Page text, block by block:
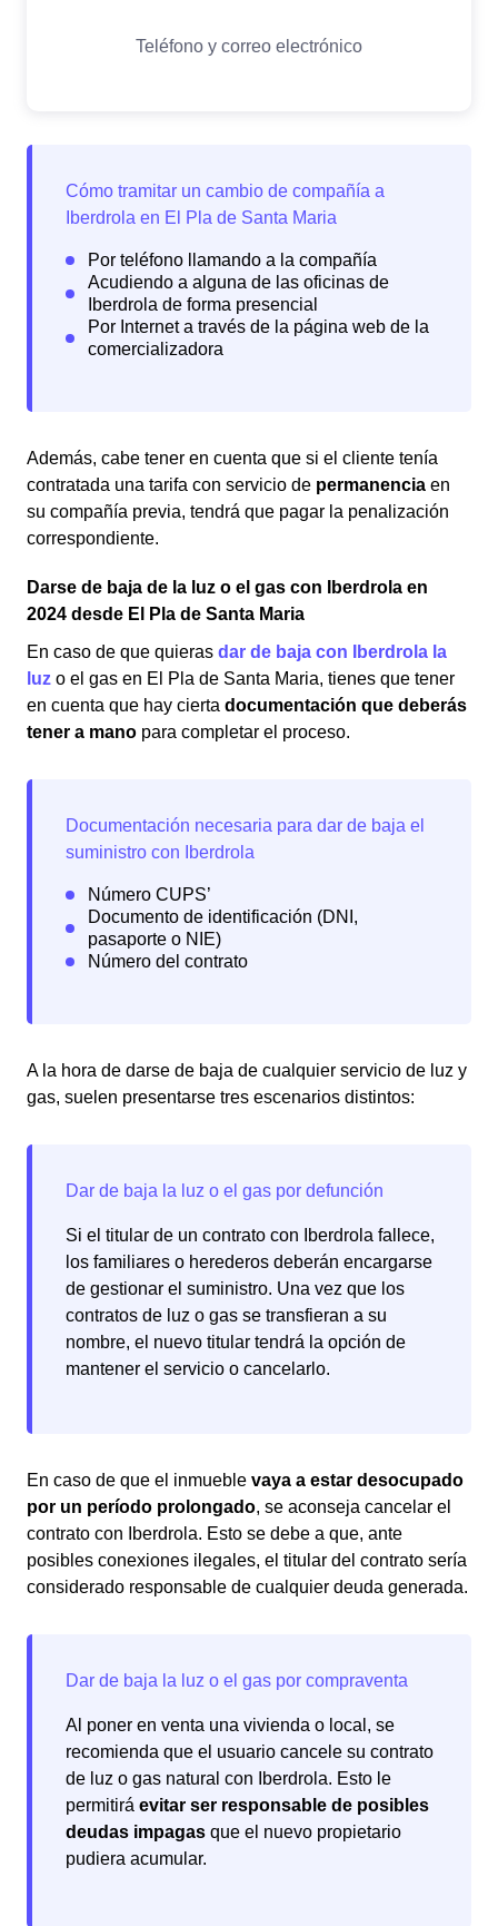
Además, cabe tener en cuenta que si el cliente tenía
contratada una tarifa con servicio de permanencia en
su compañía previa, tendrá que pagar la penalización
correspondiente.
Darse de baja de la luz o el gas con Iberdrola en
2024 desde El Pla de Santa Maria
En caso de que quieras dar de baja con Iberdrola la
luz o el gas en El Pla de Santa Maria, tienes que tener
en cuenta que hay cierta documentación que deberás
tener a mano para completar el proceso.
A la hora de darse de baja de cualquier servicio de luz y
gas, suelen presentarse tres escenarios distintos:
Si el titular de un contrato con Iberdrola fallece,
los familiares o herederos deberán encargarse
de gestionar el suministro. Una vez que los
contratos de luz o gas se transfieran a su
nombre, el nuevo titular tendrá la opción de
mantener el servicio o cancelarlo.
En caso de que el inmueble vaya a estar desocupado
por un período prolongado, se aconseja cancelar el
contrato con Iberdrola. Esto se debe a que, ante
posibles conexiones ilegales, el titular del contrato sería
considerado responsable de cualquier deuda generada.
Al poner en venta una vivienda o local, se
recomienda que el usuario cancele su contrato
de luz o gas natural con Iberdrola. Esto le
permitirá evitar ser responsable de posibles
deudas impagas que el nuevo propietario
pudiera acumular.